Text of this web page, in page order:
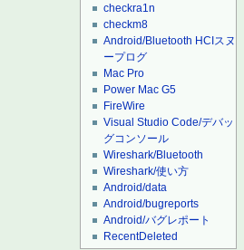
checkra1n
checkm8
Android/Bluetooth HCIスヌ
ープログ
Mac Pro
Power Mac G5
FireWire
Visual Studio Code/デバッ
グコンソール
Wireshark/Bluetooth
Wireshark/使い方
Android/data
Android/bugreports
Android/バグレポート
RecentDeleted